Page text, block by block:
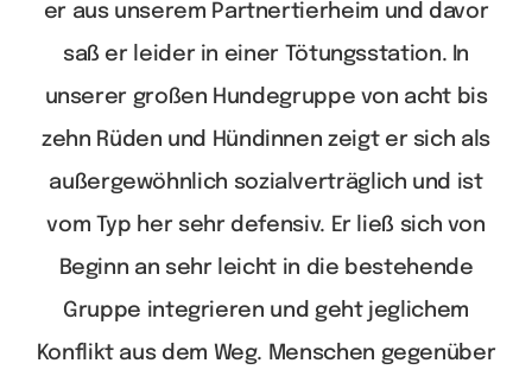
er aus unserem Partnertierheim und davor
saß er leider in einer Tötungsstation. In
unserer großen Hundegruppe von acht bis
zehn Rüden und Hündinnen zeigt er sich als
außergewöhnlich sozialverträglich und ist
vom Typ her sehr defensiv. Er ließ sich von
Beginn an sehr leicht in die bestehende
Gruppe integrieren und geht jeglichem
Konflikt aus dem Weg. Menschen gegenüber